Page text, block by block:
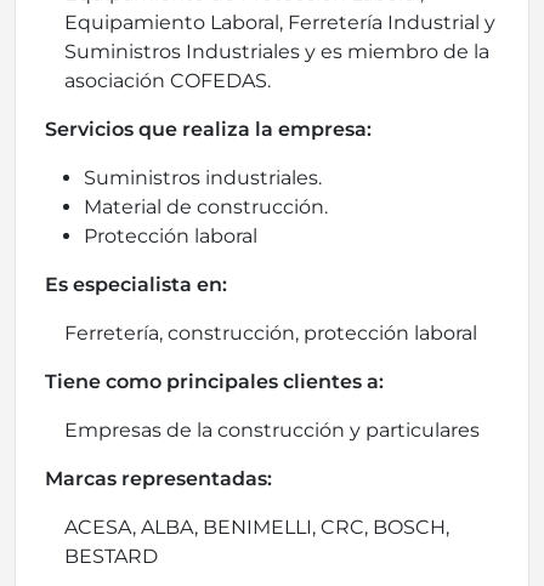
Equipamiento Laboral, Ferretería Industrial y
Suministros Industriales y es miembro de la
asociación COFEDAS.
Servicios que realiza la empresa:
Suministros industriales.
Material de construcción.
Protección laboral
Es especialista en:
Ferretería, construcción, protección laboral
Tiene como principales clientes a:
Empresas de la construcción y particulares
Marcas representadas:
ACESA, ALBA, BENIMELLI, CRC, BOSCH,
BESTARD